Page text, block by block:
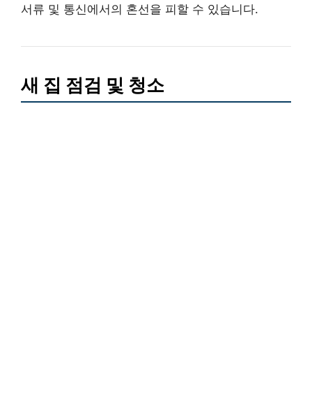
서류 및 통신에서의 혼선을 피할 수 있습니다.
새 집 점검 및 청소